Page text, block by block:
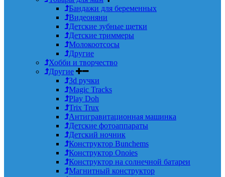
Бандажи для беременных
Видеоняни
Детские зубные щетки
Детские триммеры
Молокоотсосы
Другие
Хобби и творчество
Другие
3d ручки
Magic Tracks
Play Doh
Trix Trux
Антигравитационная машинка
Детские фотоаппараты
Детский ночник
Конструктор Bunchems
Конструктор Onoies
Конструктор на солнечной батареи
Магнитный конструктор